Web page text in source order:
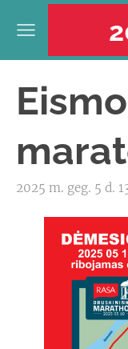
2025 m. geg. 5 d.